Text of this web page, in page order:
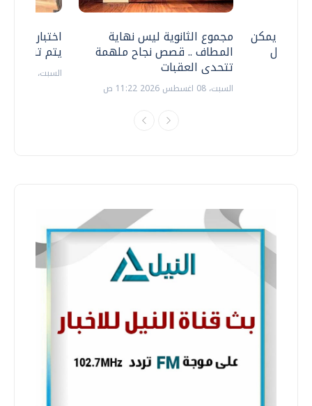
اختبارات
يتم
السبت، 18 يوليو 2026 09:22 ص
مجموع الثانوية ليس نهاية
المطاف .. قصص نجاح ملهمة
تتحدى العقبات
السبت، 08 اغسطس 2026 11:22 ص
.. هل يمكن
نتعامل